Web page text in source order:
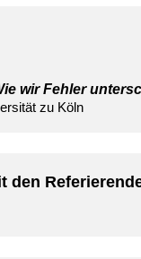
wir Fehler
zu Köln
den